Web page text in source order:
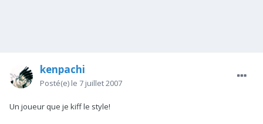
kenpachi
Posté(e) le 7 juillet 2007
Un joueur que je kiff le style!